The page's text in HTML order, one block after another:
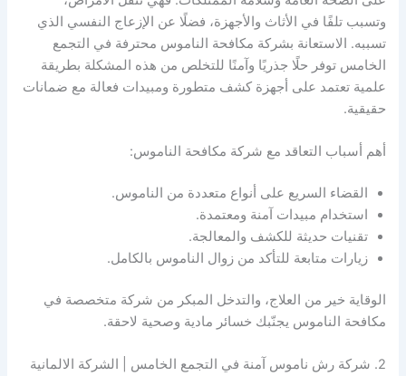
وتسبب تلفًا في الأثاث والأجهزة، فضلًا عن الإزعاج النفسي الذي
تسببه. الاستعانة بشركة مكافحة الناموس محترفة في التجمع
الخامس توفر حلًا جذريًا وآمنًا للتخلص من هذه المشكلة بطريقة
علمية تعتمد على أجهزة كشف متطورة ومبيدات فعالة مع ضمانات
حقيقية.
أهم أسباب التعاقد مع شركة مكافحة الناموس:
القضاء السريع على أنواع متعددة من الناموس.
استخدام مبيدات آمنة ومعتمدة.
تقنيات حديثة للكشف والمعالجة.
زيارات متابعة للتأكد من زوال الناموس بالكامل.
الوقاية خير من العلاج، والتدخل المبكر من شركة متخصصة في
مكافحة الناموس يجنّبك خسائر مادية وصحية لاحقة.
2. شركة رش ناموس آمنة في التجمع الخامس | الشركة الالمانية